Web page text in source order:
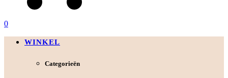
0
WINKEL
Categorieën